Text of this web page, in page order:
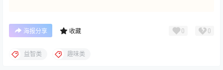
海报分享 收藏 0 0
益智类 趣味类